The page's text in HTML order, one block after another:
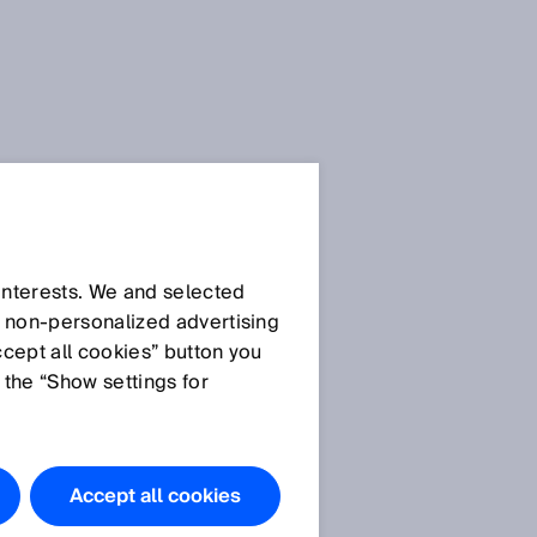
We and selected
advertising
all cookies” button you
“Show settings for
Accept all cookies